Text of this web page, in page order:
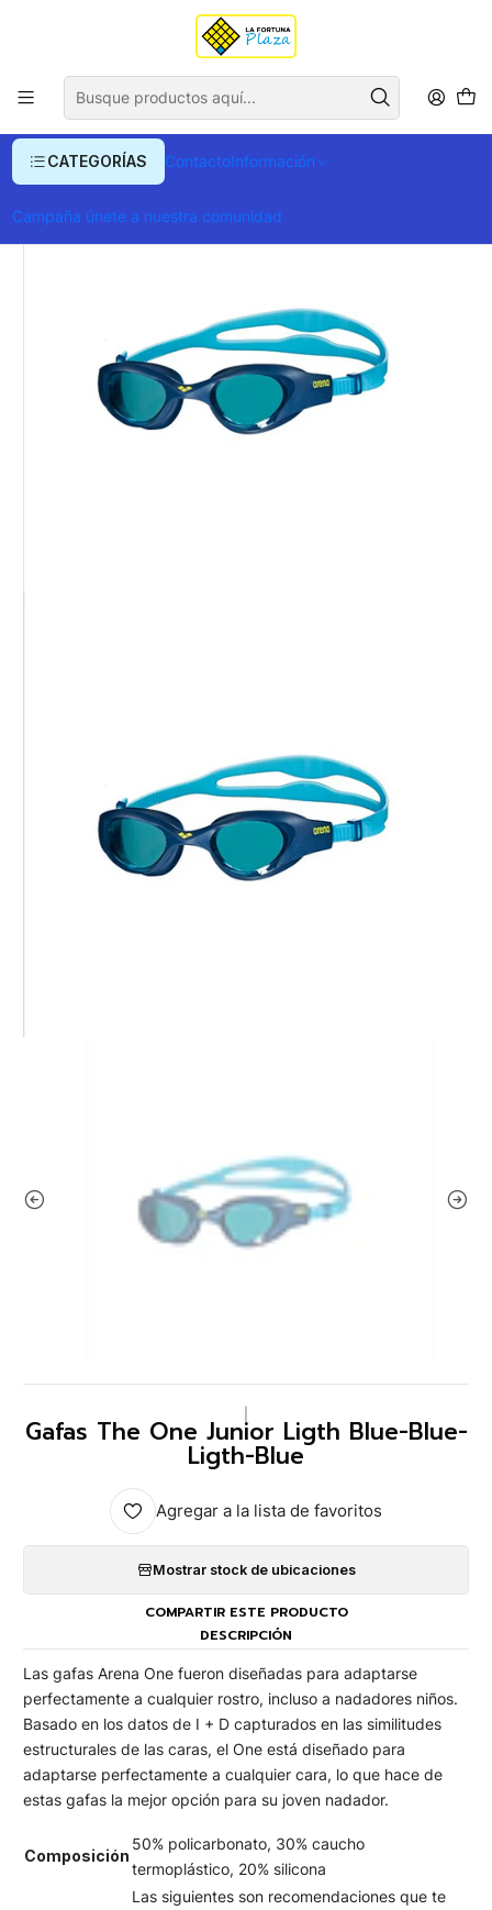
CATEGORÍAS ContactoInformación
Campaña únete a nuestra comunidad
Envío gratis para compras superiores a $ 400.000
Gafas The One Junior Ligth Blue-Blue-Ligth-Blue
Gafas The One Junior Ligth Blue-Blue-
Ligth-Blue
Agregar a la lista de favoritos
Mostrar stock de ubicaciones
COMPARTIR ESTE PRODUCTO
DESCRIPCIÓN
Las gafas Arena One fueron diseñadas para adaptarse
perfectamente a cualquier rostro, incluso a nadadores niños.
Basado en los datos de I + D capturados en las similitudes
estructurales de las caras, el One está diseñado para
adaptarse perfectamente a cualquier cara, lo que hace de
estas gafas la mejor opción para su joven nadador.
Composición
50% policarbonato, 30% caucho
termoplástico, 20% silicona
Las siguientes son recomendaciones que te